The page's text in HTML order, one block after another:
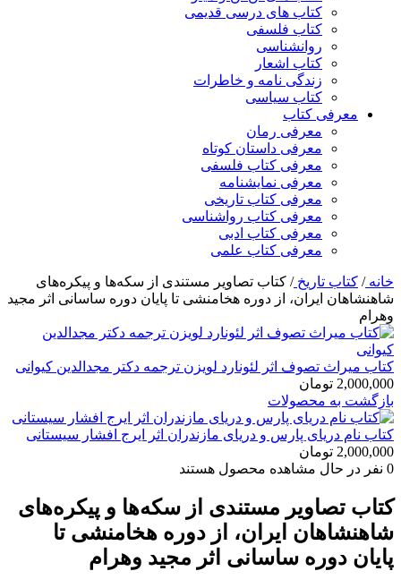
کتاب های درسی قدیمی
کتاب فلسفی
روانشناسی
کتاب اشعار
زندگی نامه و خاطرات
کتاب سیاسی
معرفی کتاب
معرفی رمان
معرفی داستان کوتاه
معرفی کتاب فلسفی
معرفی نمایشنامه
معرفی کتاب تاریخی
معرفی کتاب رواشناسی
معرفی کتاب ادبی
معرفی کتاب علمی
خانه/ کتاب تاریخ/ کتاب تصاویر مستندی از سکه‌ها و پیکره‌های
شاهنشاهان ایران، از دوره هخامنشی تا پایان دوره ساسانی اثر مجید
وهرام
کتاب میراث تصوف اثر لئونارد لویزن ترجمه دکتر مجدالدین کیوانی
2,000,000 تومان
بازگشت به محصولات
کتاب نام دریای پارس و دریای مازندران اثر ایرج افشار سیستانی
2,000,000 تومان
0 نفر در حال مشاهده محصول هستند
کتاب تصاویر مستندی از سکه‌ها و پیکره‌های
شاهنشاهان ایران، از دوره هخامنشی تا
پایان دوره ساسانی اثر مجید وهرام